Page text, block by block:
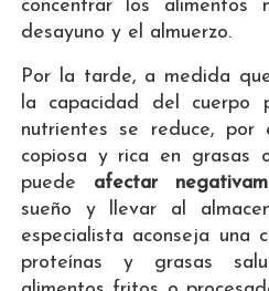
concentrar los alimentos
desayuno y el almuerzo.
Por la tarde, a medida
la capacidad del cuerpo
nutrientes se reduce, por
copiosa y rica en grasas
puede afectar
sueño y llevar al
especialista aconseja una
proteínas y grasas